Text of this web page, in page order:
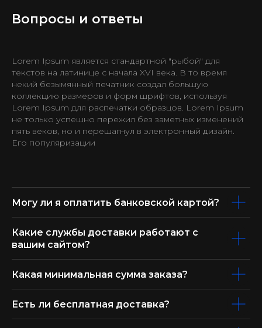
Вопросы и ответы
Lorem Ipsum является стандартной "рыбой" для
текстов на латинице с начала XVI века. В то время
некий безымянный печатник создал большую
коллекцию размеров и форм шрифтов, используя
Lorem Ipsum для распечатки образцов. Lorem Ipsum
не только успешно пережил без заметных изменений
пять веков, но и перешагнул в электронный дизайн.
Его популяризации
Могу ли я оплатить банковской картой?
Какие службы доставки работают с
вашим сайтом?
Какая минимальная сумма заказа?
Есть ли бесплатная доставка?